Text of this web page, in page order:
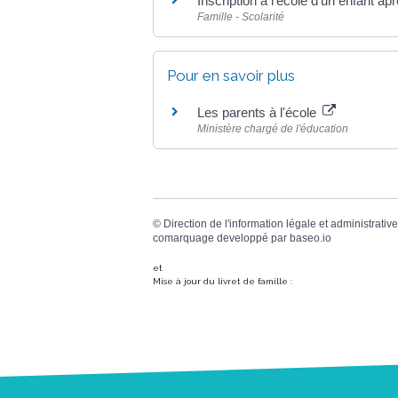
Famille - Scolarité
Pour en savoir plus
Les parents à l'école
Ministère chargé de l'éducation
© Direction de l'information légale et administrative
comarquage developpé par baseo.io
et
Mise à jour du livret de famille :